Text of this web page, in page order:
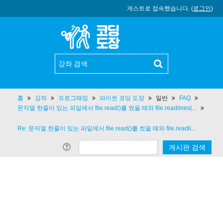
게스트로 접속했습니다. (로그인)
홈 강좌 프로그래밍 파이썬 코딩 도장 일반
FAQ
문자열 한줄이 있는 파일에서 file.read()를 썼을 때와 file.readlines(...
Re: 문자열 한줄이 있는 파일에서 file.read()를 썼을 때와 file.readli...